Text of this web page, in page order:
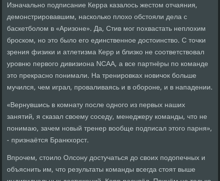
Изначально подписание Керра казалось жестом отчаяния,
демонстрировавшим, насколько плохо обстояли дела с
баскетболом в «Аризоне». Да, Стив мог похвастать неплохим
броском, но это было его единственное достоинство. С точки
зрения физики и атлетизма Керр и близко не соответствовал
уровню первого дивизиона NCAA, а все партнёры по команде
это прекрасно понимали. На тренировках новичок больше
мучился, чем играл, проваливаясь и в обороне, и в нападении.
«Вернувшись в комнату после одного из первых наших
занятий, я сказал своему соседу, менеджеру команды, что не
понимаю, зачем новый тренер вообще подписал этого парня»,
- признаётся Бранкхорст.
Впрочем, стоило Олсону достучаться до своих подопечных и
объяснить им, что результаты команды всегда стоят выше